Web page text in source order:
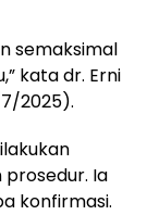
semaksimal
kata dr. Erni
2025).
Ia
konfirmasi.